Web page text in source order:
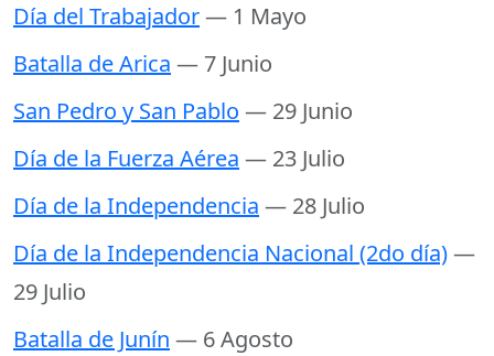
Día del Trabajador— 1 Mayo
Batalla de Arica — 7 Junio
San Pedro y San Pablo — 29 Junio
Día de la Fuerza Aérea — 23 Julio
Día de la Independencia — 28 Julio
Día de la Independencia Nacional (2do día)—
29 Julio
Batalla de Junín — 6 Agosto